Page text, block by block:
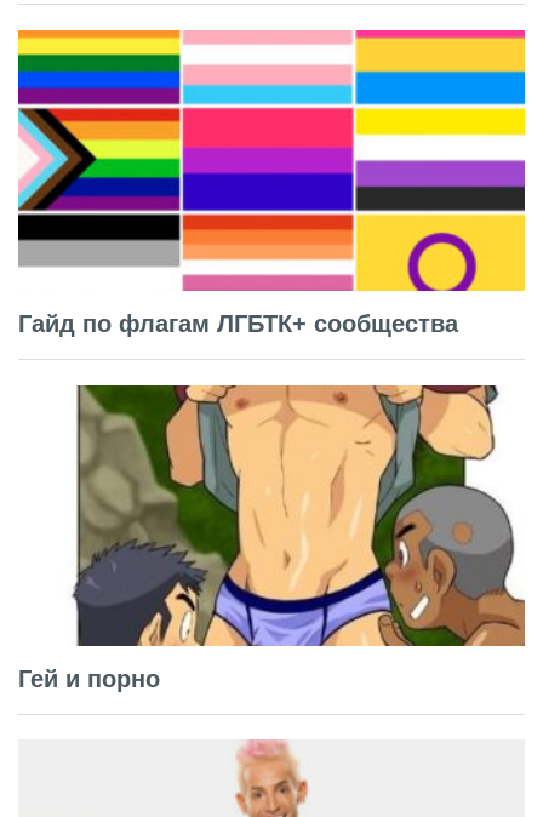
Гайд по флагам ЛГБТК+ сообщества
Гей и порно